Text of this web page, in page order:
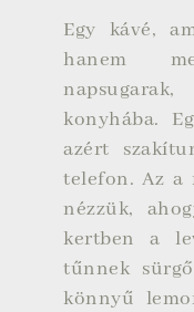
Egy kávé,
hanem
konyhába.
azért
telefon. Az a
nézzük,
kertben a
tűnnek
könnyű